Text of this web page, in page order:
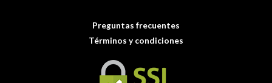
Preguntas frecuentes
Términos y condiciones